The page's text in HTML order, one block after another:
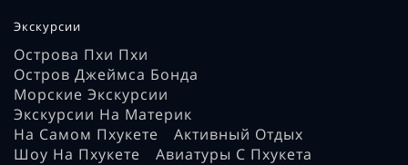
Экскурсии
Острова Пхи Пхи
Остров Джеймса Бонда
Морские Экскурсии
Экскурсии На Материк
На Самом Пхукете
Активный Отдых
Шоу На Пхукете
Авиатуры С Пхукета